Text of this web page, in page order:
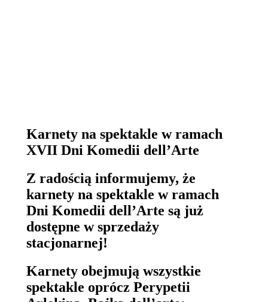
Karnety na spektakle w ramach
XVII Dni Komedii dell’Arte
Z radością informujemy, że
karnety na spektakle w ramach
Dni Komedii dell’Arte są już
dostępne w sprzedaży
stacjonarnej!
Karnety obejmują wszystkie
spektakle oprócz Perypetii